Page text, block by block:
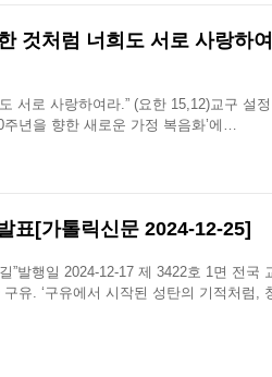
것처럼 너희도 서로 사랑하
서로 사랑하여라.” (요한 15,12)교구 설
년을 향한 새로운 가정 복음화’에…
표[가톨릭신문 2024-12-25]
발행일 2024-12-17 제 3422호 1면 전국
유. ‘구유에서 시작된 성탄의 기적처럼,